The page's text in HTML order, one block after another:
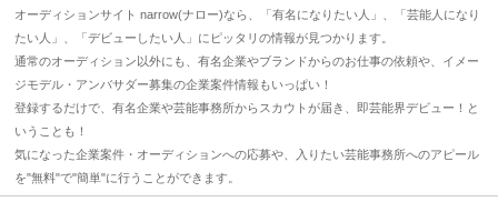
オーディションサイト narrow(ナロー)なら、「有名になりたい人」、「芸能人になり
たい人」、「デビューしたい人」にピッタリの情報が見つかります。
通常のオーディション以外にも、有名企業やブランドからのお仕事の依頼や、イメー
ジモデル・アンバサダー募集の企業案件情報もいっぱい！
登録するだけで、有名企業や芸能事務所からスカウトが届き、即芸能界デビュー！と
いうことも！
気になった企業案件・オーディションへの応募や、入りたい芸能事務所へのアピール
を"無料"で"簡単"に行うことができます。